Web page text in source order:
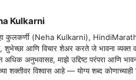
Kulkarni
कुलकर्णी (Neha Kulkarni),
शुभेच्छा आणि विचार शेअर करते जे भावना
अधिक अनुभवासह, माझे उद्दिष्ट परंपरा आणि
शक्तीवर विश्वास आहे — योग्य शब्द